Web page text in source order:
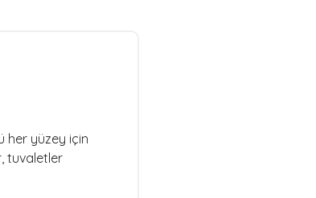
her yüzey için
tuvaletler